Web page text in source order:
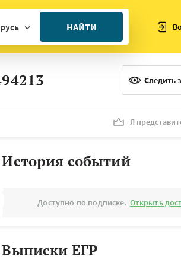
НАЙТИ
Следить
Я
История событий
Доступно по подписке. Открыть
Выписки ЕГР